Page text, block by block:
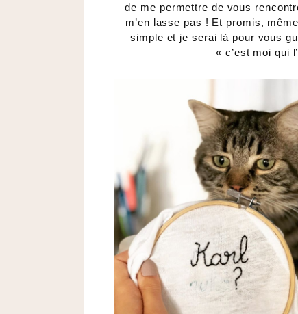
de me permettre de vous
m’en lasse pas ! Et promis,
simple et je serai là pour vous
« c’est moi qui